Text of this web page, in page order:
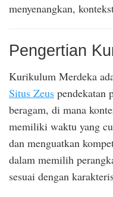
menyenangkan,
Pengertian
Kurikulum Merdeka
Situs Zeus pendekatan
beragam, di mana
memiliki waktu yang
dan menguatkan
dalam memilih
sesuai dengan